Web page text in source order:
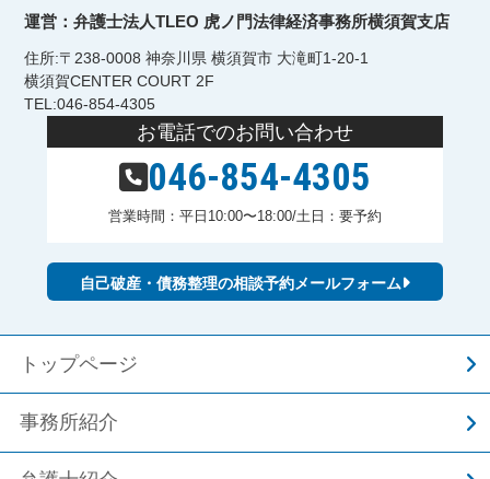
運営：弁護士法人TLEO 虎ノ門法律経済事務所横須賀支店
住所:〒238-0008 神奈川県 横須賀市 大滝町1-20-1
横須賀CENTER COURT 2F
TEL:046-854-4305
お電話でのお問い合わせ
046-854-4305
営業時間：平日10:00〜18:00/土日：要予約
自己破産・債務整理の相談予約メールフォーム
トップページ
事務所紹介